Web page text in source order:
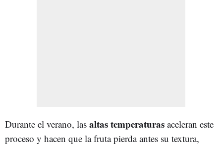
Durante el verano, las altas temperaturas aceleran este
proceso y hacen que la fruta pierda antes su textura,